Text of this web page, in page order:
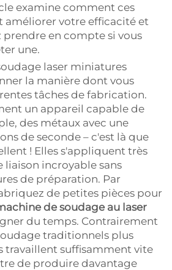
examine comment ces
améliorer votre efficacité et
prendre en compte si vous
une.
laser miniatures
la manière dont vous
tâches de fabrication.
un appareil capable de
des métaux avec une
de seconde – c'est là que
! Elles s'appliquent très
liaison incroyable sans
de préparation. Par
de petites pièces pour
de soudage au laser
du temps. Contrairement
traditionnels plus
travaillent suffisamment vite
de produire davantage